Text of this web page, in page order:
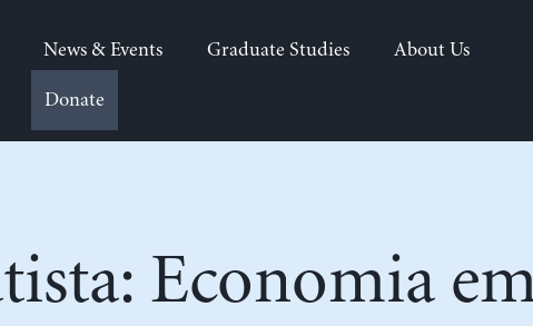
News & Events Graduate Studies About Us
Donate
Economia